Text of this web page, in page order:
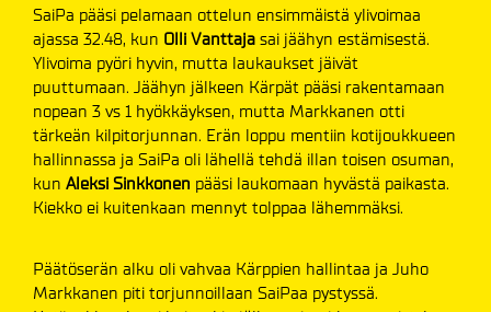
SaiPa pääsi pelamaan ottelun ensimmäistä ylivoimaa
ajassa 32.48, kun Olli Vanttaja sai jäähyn estämisestä.
Ylivoima pyöri hyvin, mutta laukaukset jäivät
puuttumaan. Jäähyn jälkeen Kärpät pääsi rakentamaan
nopean 3 vs 1 hyökkäyksen, mutta Markkanen otti
tärkeän kilpitorjunnan. Erän loppu mentiin kotijoukkueen
hallinnassa ja SaiPa oli lähellä tehdä illan toisen osuman,
kun Aleksi Sinkkonen pääsi laukomaan hyvästä paikasta.
Kiekko ei kuitenkaan mennyt tolppaa lähemmäksi.
Päätöserän alku oli vahvaa Kärppien hallintaa ja Juho
Markkanen piti torjunnoillaan SaiPaa pystyssä.